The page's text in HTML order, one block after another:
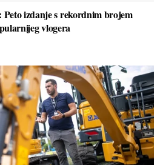
izdanje s rekordnim brojem
vlogera